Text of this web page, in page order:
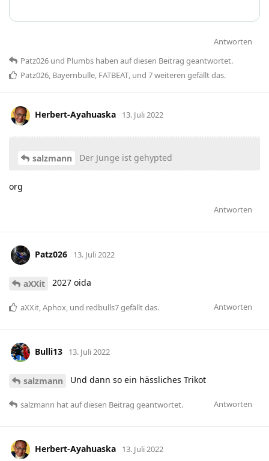
Antworten
Patz026 und Plumbs haben auf diesen Beitrag geantwortet.
Patz026 Bayernbulle FATBEAT , und 7weiteren gefällt das.
Herbert-Ayahuaska 13. Juli 2022
salzmann Der Junge ist gehypted
org
Antworten
Patz026 13. Juli 2022
aXXit 2027 oida
Antworten
aXXit,Aphox, und redbulls7gefällt das.
Bulli13 13. Juli 2022
salzmann Und dann so ein hässliches Trikot
Antworten
salzmann hatauf diesen Beitrag geantwortet.
Herbert-Ayahuaska 13. Juli 2022